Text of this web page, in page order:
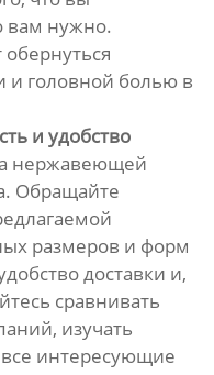
вам нужно.
и головной болью в
и удобство
нержавеющей
Обращайте
размеров и форм
доставки и,
сравнивать
изучать
интересующие